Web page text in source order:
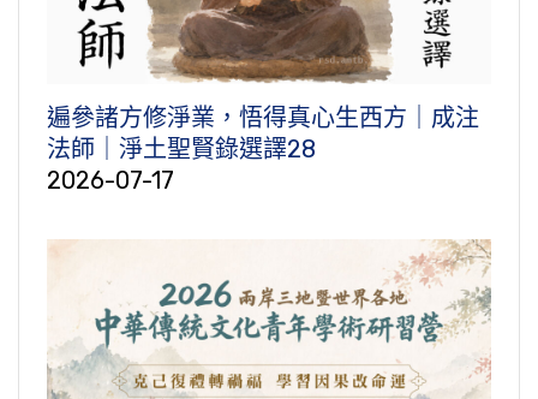
遍參諸方修淨業，悟得真心生西方｜成注
法師｜淨土聖賢錄選譯28
2026-07-17